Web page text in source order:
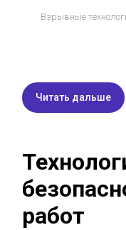
Взрывные
Читать дальше
работ